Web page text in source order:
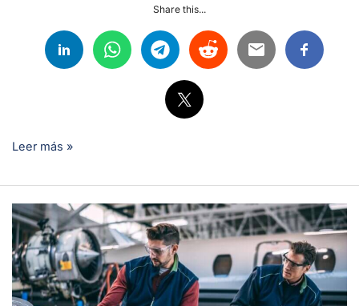
Share this...
Leer más »
Cómo
construir
una
carrera
global